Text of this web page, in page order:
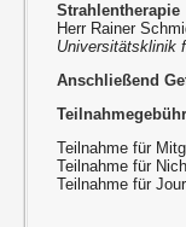
Strahlentherapie
Herr Rainer
Universitätsklinik
Anschließend
Teilnahme für
Teilnahme für
Teilnahme für